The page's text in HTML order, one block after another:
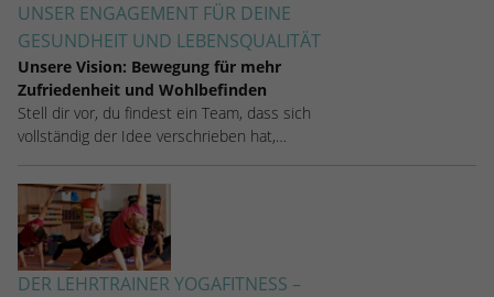
UNSER ENGAGEMENT FÜR DEINE
GESUNDHEIT UND LEBENSQUALITÄT
Unsere Vision: Bewegung für mehr
Zufriedenheit und Wohlbefinden
Stell dir vor, du findest ein Team, dass sich
vollständig der Idee verschrieben hat,…
DER LEHRTRAINER YOGAFITNESS –